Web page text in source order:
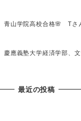
山学院高校合格🌸 Tさ
應義塾大学経済学部、
最近の投稿